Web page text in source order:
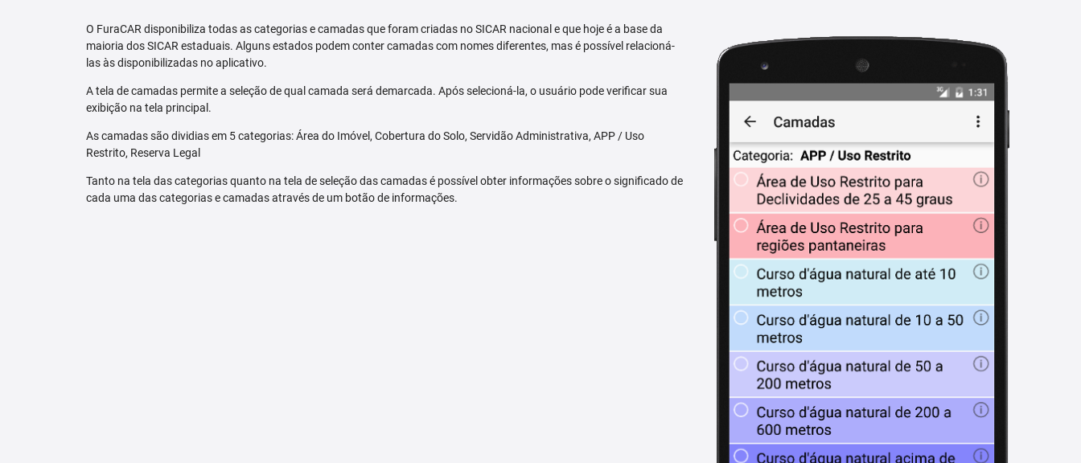
O FuraCAR disponibiliza todas as categorias e camadas que foram criadas no SICAR nacional e que hoje é a base da
maioria dos SICAR estaduais. Alguns estados podem conter camadas com nomes diferentes, mas é possível relacioná-
las às disponibilizadas no aplicativo.
A tela de camadas permite a seleção de qual camada será demarcada. Após selecioná-la, o usuário pode verificar sua
exibição na tela principal.
As camadas são dividias em 5 categorias: Área do Imóvel, Cobertura do Solo, Servidão Administrativa, APP / Uso
Restrito, Reserva Legal
Tanto na tela das categorias quanto na tela de seleção das camadas é possível obter informações sobre o significado de
cada uma das categorias e camadas através de um botão de informações.